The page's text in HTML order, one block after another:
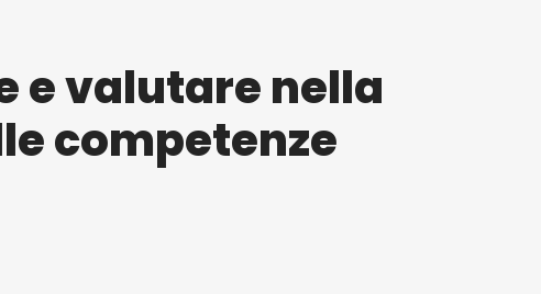
e valutare nella
competenze